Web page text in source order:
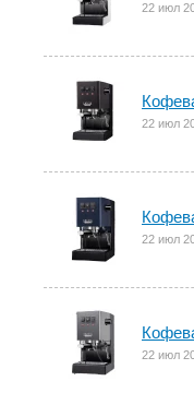
22 июл
22 июл
22 июл
22 июл